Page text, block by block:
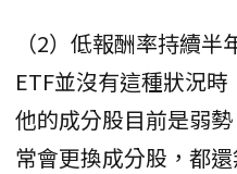
（2）低報酬率持續
ETF並沒有這種狀況
他的成分股目前是弱
常會更換成分股，都